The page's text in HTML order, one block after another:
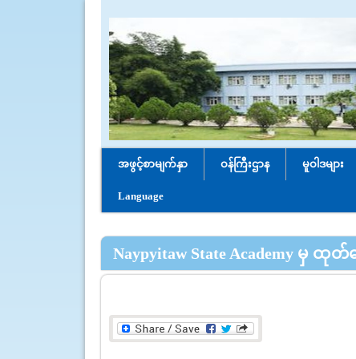
အဖွင့်စာမျက်နှာ ဝန်ကြီးဌာန မူဝါဒများ
Language
Naypyitaw State Academy မှ ထု